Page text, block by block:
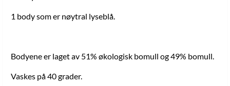
1 body som er nøytral lyseblå.
Bodyene er laget av 51% økologisk bomull og 49% bomull.
Vaskes på 40 grader.